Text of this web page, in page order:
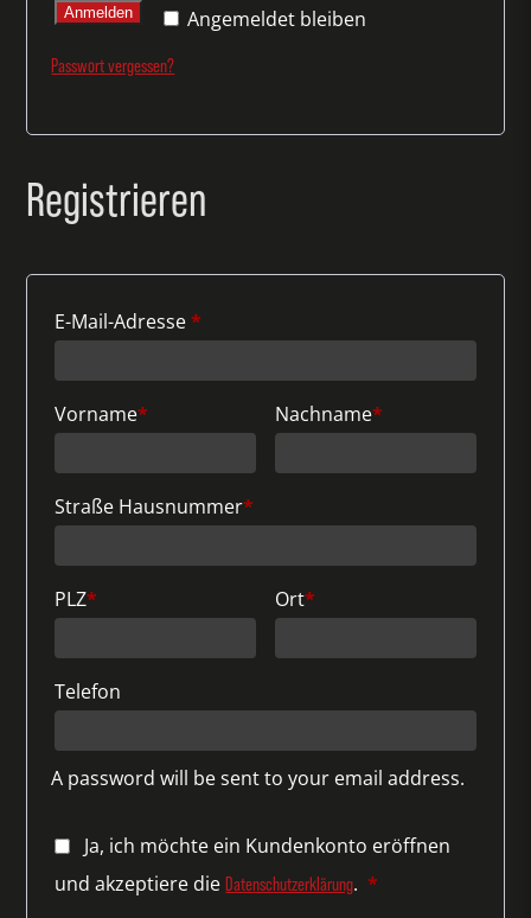
Angemeldet bleiben
Anmelden
Passwort vergessen?
Registrieren
E-Mail-Adresse*
Vorname* Nachname*
Straße Hausnummer*
PLZ* Ort*
Telefon
A password will be sent to your email address.
Ja, ich möchte ein Kundenkonto eröffnen
und akzeptiere dieDatenschutzerklärung. *